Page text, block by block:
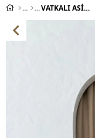
VATKALI ASİMETRİK DETAY BLUZ VE PANTOLONLU İKİLİ TAKIM SARI